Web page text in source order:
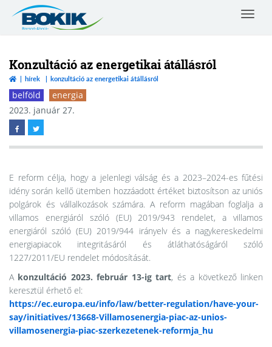
Zemplén
Vármegyei
Kereskedelmi
és
Iparkamara
Toggle
Konzultáció az energetikai átállásról
hírek konzultáció az energetikai átállásról
belföld
energia
2023. január 27.
E reform célja, hogy a jelenlegi válság és a 2023–2024-es fűtési
idény során kellő ütemben hozzáadott értéket biztosítson az uniós
polgárok és vállalkozások számára. A reform magában foglalja a
villamos energiáról szóló (EU) 2019/943 rendelet, a villamos
energiáról szóló (EU) 2019/944 irányelv és a nagykereskedelmi
energiapiacok integritásáról és átláthatóságáról szóló
1227/2011/EU rendelet módosítását.
A konzultáció 2023. február 13-ig tart, és a következő linken
keresztül érhető el:
https://ec.europa.eu/info/law/better-regulation/have-your-
say/initiatives/13668-Villamosenergia-piac-az-unios-
villamosenergia-piac-szerkezetenek-reformja_hu